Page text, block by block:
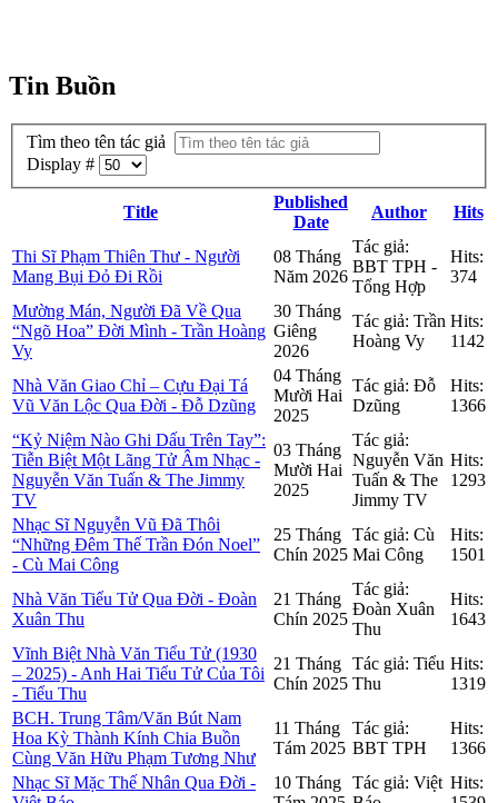
Tin Buồn
Tìm theo tên tác giả
Display #
Title
Published
Date
Author Hits
Thi Sĩ Phạm Thiên Thư - Người
Mang Bụi Đỏ Đi Rồi
08 Tháng
Năm 2026
Tác giả:
BBT TPH -
Tổng Hợp
Hits:
374
Mường Mán, Người Đã Về Qua
“Ngõ Hoa” Đời Mình - Trần Hoàng
Vy
30 Tháng
Giêng
2026
Tác giả: Trần
Hoàng Vy
Hits:
1142
Nhà Văn Giao Chỉ – Cựu Đại Tá
Vũ Văn Lộc Qua Đời - Đỗ Dzũng
04 Tháng
Mười Hai
2025
Tác giả: Đỗ
Dzũng
Hits:
1366
“Kỷ Niệm Nào Ghi Dấu Trên Tay”:
Tiễn Biệt Một Lãng Tử Âm Nhạc -
Nguyễn Văn Tuấn & The Jimmy
TV
03 Tháng
Mười Hai
2025
Tác giả:
Nguyễn Văn
Tuấn & The
Jimmy TV
Hits:
1293
Nhạc Sĩ Nguyễn Vũ Đã Thôi
“Những Đêm Thế Trần Đón Noel”
- Cù Mai Công
25 Tháng
Chín 2025
Tác giả: Cù
Mai Công
Hits:
1501
Nhà Văn Tiểu Tử Qua Đời - Đoàn
Xuân Thu
21 Tháng
Chín 2025
Tác giả:
Đoàn Xuân
Thu
Hits:
1643
Vĩnh Biệt Nhà Văn Tiểu Tử (1930
– 2025) - Anh Hai Tiểu Tử Của Tôi
- Tiểu Thu
21 Tháng
Chín 2025
Tác giả: Tiểu
Thu
Hits:
1319
BCH. Trung Tâm/Văn Bút Nam
Hoa Kỳ Thành Kính Chia Buồn
Cùng Văn Hữu Phạm Tương Như
11 Tháng
Tám 2025
Tác giả:
BBT TPH
Hits:
1366
Nhạc Sĩ Mặc Thế Nhân Qua Đời -
10 Tháng Tác giả: Việt Hits: